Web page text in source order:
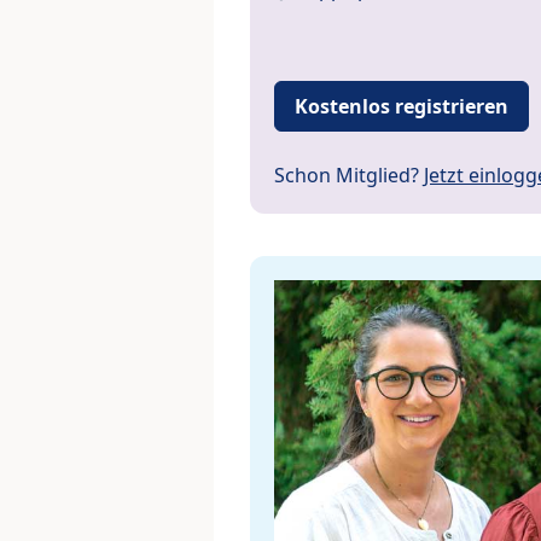
Kostenlos registrieren
Schon Mitglied? Jetzt